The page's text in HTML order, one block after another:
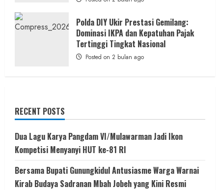
Polda DIY Ukir Prestasi Gemilang:
Dominasi IKPA dan Kepatuhan Pajak
Tertinggi Tingkat Nasional
Posted on 2 bulan ago
RECENT POSTS
Dua Lagu Karya Pangdam VI/Mulawarman Jadi Ikon
Kompetisi Menyanyi HUT ke-81 RI
Bersama Bupati Gunungkidul Antusiasme Warga Warnai
Kirab Budaya Sadranan Mbah Jobeh yang Kini Resmi